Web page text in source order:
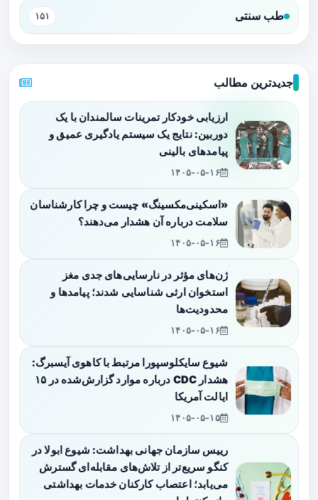
طب سنتی ۱۵۱
جدیدترین مطالب
ارزیابی خودکار تمرینات سالمندان با یک
دوربین: نتایج یک سیستم یادگیری عمیق و
پیامدهای بالینی
۱۴۰۵-۰۵-۱۶
«اسکینی‌مکسینگ» چیست و چرا کارشناسان
سلامت درباره آن هشدار می‌دهند؟
۱۴۰۵-۰۵-۱۶
ژن‌های مؤثر در نارسایی‌های جدی مغز
استخوان ارثی شناسایی شدند؛ پیامدها و
محدودیت‌ها
۱۴۰۵-۰۵-۱۶
شیوع سایکلوسپورا مرتبط با کاهوی آیسبرگ:
هشدار CDC درباره موارد گزارش‌شده در ۱۵
ایالت آمریکا
۱۴۰۵-۰۵-۱۵
رییس سازمان جهانی بهداشت: شیوع ابولا در
کنگو سریع‌تر از تلاش‌های مقابله‌ای گسترش
می‌یابد؛ اعتصاب کارکنان خدمات بهداشتی